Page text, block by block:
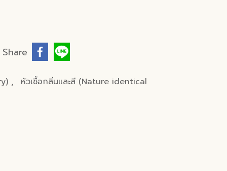
Share
,
หัวเชื้อกลิ่นและสี (Nature identical